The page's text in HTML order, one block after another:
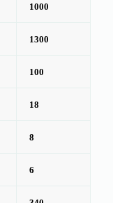
1000
1300
100
18
8
6